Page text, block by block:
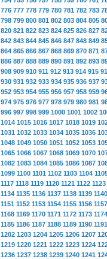
776 777 778 779 780 781 782 783
798 799 800 801 802 803 804 805
820 821 822 823 824 825 826 827
842 843 844 845 846 847 848 849
864 865 866 867 868 869 870 871
886 887 888 889 890 891 892 893
908 909 910 911 912 913 914 915
930 931 932 933 934 935 936 937
952 953 954 955 956 957 958 959
974 975 976 977 978 979 980 981
996 997 998 999 1000 1001 1002
1014 1015 1016 1017 1018 1019
1031 1032 1033 1034 1035 1036
1048 1049 1050 1051 1052 1053
1065 1066 1067 1068 1069 1070
1082 1083 1084 1085 1086 1087
1099 1100 1101 1102 1103 1104
1117 1118 1119 1120 1121 1122 1123
1134 1135 1136 1137 1138 1139 1140
1151 1152 1153 1154 1155 1156 1157
1168 1169 1170 1171 1172 1173 1174
1185 1186 1187 1188 1189 1190 1191
1202 1203 1204 1205 1206 1207
1219 1220 1221 1222 1223 1224
1236 1237 1238 1239 1240 1241